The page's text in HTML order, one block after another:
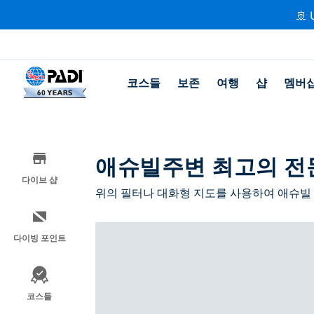
🚢
코스들 보존 여행 샵 멤버
다이브 샵
다이빙 포인트
코스들
애슈빌주변 최고의 전
위의 필터나 대화형 지도를 사용하여 애슈